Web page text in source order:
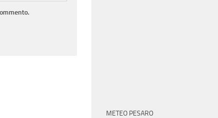
METEO PESARO